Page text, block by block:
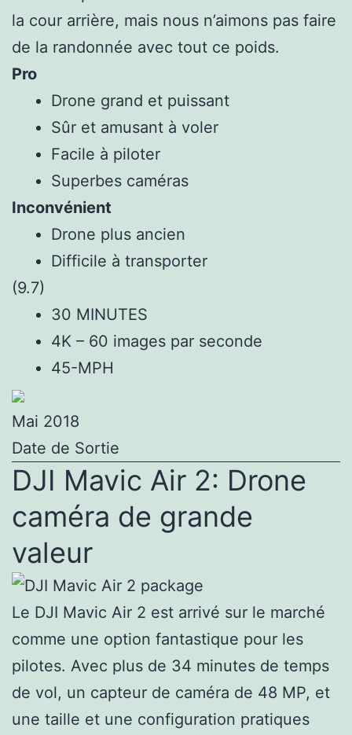
la cour arrière, mais nous n’aimons pas faire
de la randonnée avec tout ce poids.
Pro
Drone grand et puissant
Sûr et amusant à voler
Facile à piloter
Superbes caméras
Inconvénient
Drone plus ancien
Difficile à transporter
(9.7)
30 MINUTES
4K – 60 images par seconde
45-MPH
Mai 2018
Date de Sortie
DJI Mavic Air 2: Drone
caméra de grande
valeur
Le DJI Mavic Air 2 est arrivé sur le marché
comme une option fantastique pour les
pilotes. Avec plus de 34 minutes de temps
de vol, un capteur de caméra de 48 MP, et
une taille et une configuration pratiques